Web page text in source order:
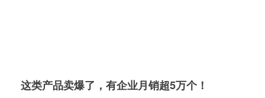
这类产品卖爆了，有企业月销超5万个！